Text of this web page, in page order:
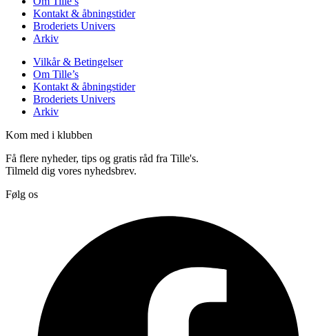
Kontakt & åbningstider
Broderiets Univers
Arkiv
Vilkår & Betingelser
Om Tille’s
Kontakt & åbningstider
Broderiets Univers
Arkiv
Kom med i klubben
Få flere nyheder, tips og gratis råd fra Tille's.
Tilmeld dig vores nyhedsbrev.
Følg os